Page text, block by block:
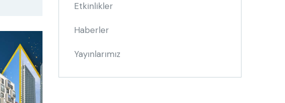
Etkinlikler
Haberler
Yayınlarımız